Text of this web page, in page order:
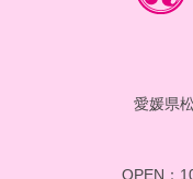
愛媛県
OPEN：